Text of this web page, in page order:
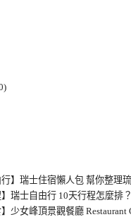
行】瑞士住宿懶人包 幫你整
】瑞士自由行 10天行程怎麼排
】少女峰頂景觀餐廳